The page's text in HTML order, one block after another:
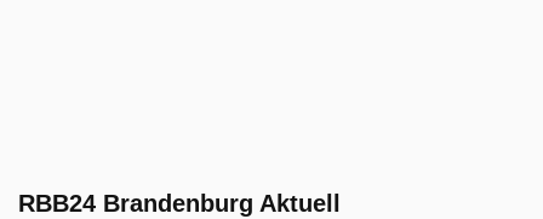
RBB24 Brandenburg Aktuell